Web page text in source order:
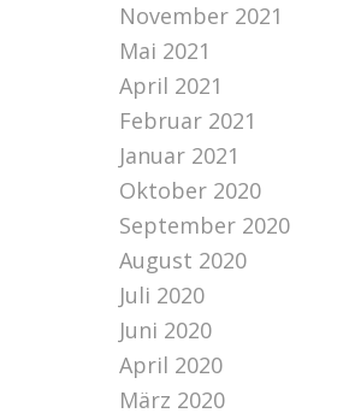
November 2021
Mai 2021
April 2021
Februar 2021
Januar 2021
Oktober 2020
September 2020
August 2020
Juli 2020
Juni 2020
April 2020
März 2020